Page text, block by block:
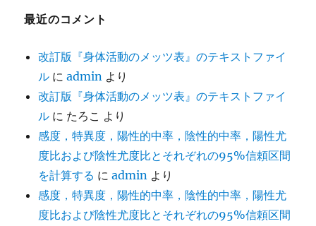
最近のコメント
改訂版『身体活動のメッツ表』のテキストファイ
ル にadmin より
改訂版『身体活動のメッツ表』のテキストファイ
ル に たろこ より
感度，特異度，陽性的中率，陰性的中率，陽性尤
度比および陰性尤度比とそれぞれの95%信頼区間
を計算する にadmin より
感度，特異度，陽性的中率，陰性的中率，陽性尤
度比および陰性尤度比とそれぞれの95%信頼区間